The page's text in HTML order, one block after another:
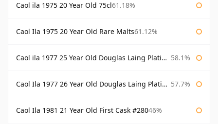
Caol ila 1975 20 Year Old 75cl61.18%
Caol Ila 1975 20 Year Old Rare Malts61.12%
Caol ila 1977 25 Year Old Douglas Laing Platinum Selection 58.1%
Caol Ila 1977 26 Year Old Douglas Laing Platinum Selection 57.7%
Caol Ila 1981 21 Year Old First Cask #28046%